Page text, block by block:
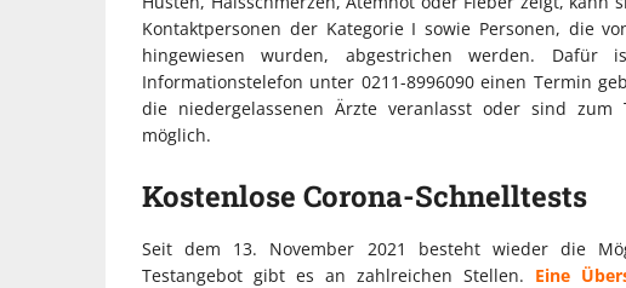
Kontaktpersonen der Kategorie I sowie Personen, die
hingewiesen wurden, abgestrichen werden.
Informationstelefon unter 0211-8996090 einen Termin
die niedergelassenen Ärzte veranlasst oder sind zum
möglich.
Kostenlose Corona-Schnelltests
Seit dem 13. November 2021 besteht wieder die
Testangebot gibt es an zahlreichen Stellen. Eine